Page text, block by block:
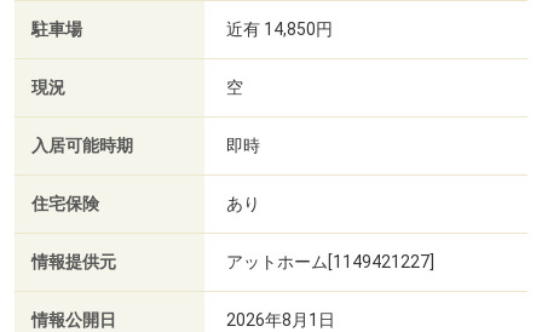
駐車場 近有 14,850円
現況 空
入居可能時期 即時
住宅保険 あり
情報提供元 アットホーム[1149421227]
情報公開日 2026年8月1日